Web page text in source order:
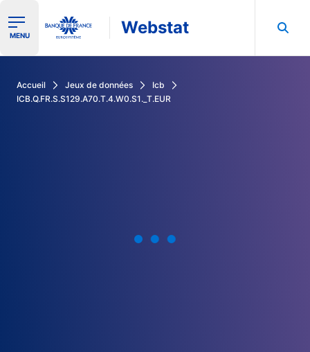
Ouvrir le menu de navigation
MENU Webstat
Accueil Jeux de données
Icb
ICB.Q.FR.S.S129.A70.T.4.W0.S1._T.EUR